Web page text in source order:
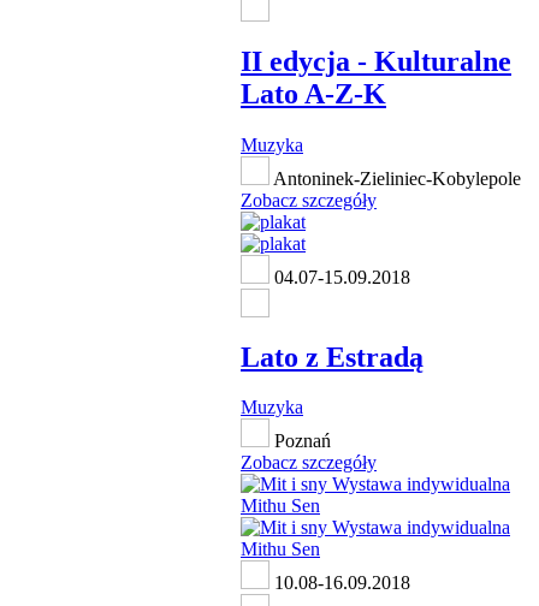
II edycja - Kulturalne
Lato A-Z-K
Muzyka
Antoninek-Zieliniec-Kobylepole
Zobacz szczegóły
04.07-15.09.2018
Lato z Estradą
Muzyka
Poznań
Zobacz szczegóły
10.08-16.09.2018